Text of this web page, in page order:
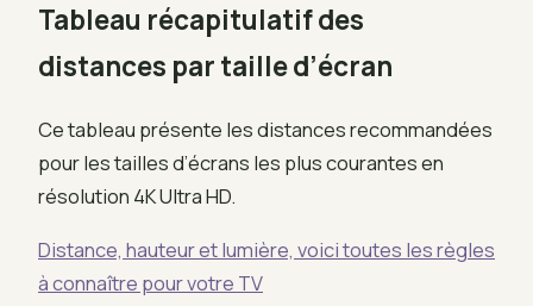
Tableau récapitulatif des
distances par taille d’écran
Ce tableau présente les distances recommandées
pour les tailles d’écrans les plus courantes en
résolution 4K Ultra HD.
Distance, hauteur et lumière, voici toutes les règles
à connaître pour votre TV